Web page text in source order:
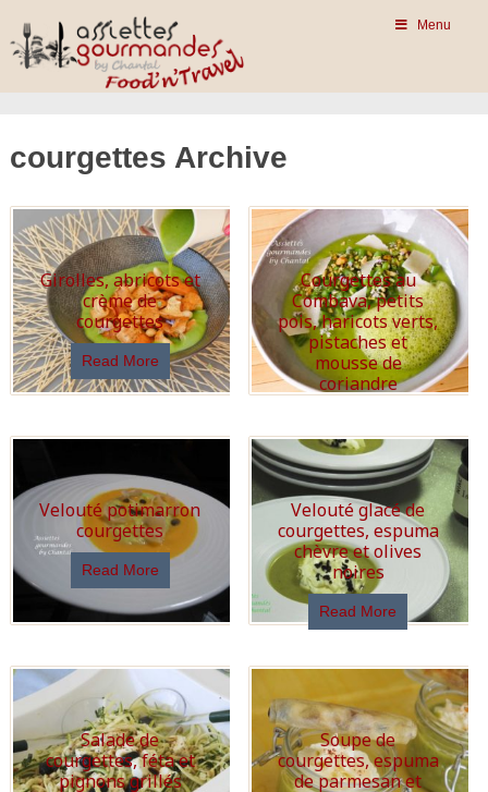
Menu
courgettes Archive
Girolles, abricots et
crème de
courgettes
Read More
Courgettes au
Combava, petits
pois, haricots verts,
pistaches et
mousse de
coriandre
Velouté potimarron
courgettes
Read More
Velouté glacé de
courgettes, espuma
chèvre et olives
noires
Read More
Salade de
courgettes, féta et
pignons grillés
Soupe de
courgettes, espuma
de parmesan et